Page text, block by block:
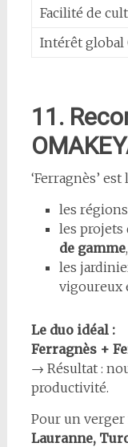
Facilité de
Intérêt global
11.
‘Ferragnès’
les
les projets
de gamme,
les
vigoureux
Le duo idéal :
Ferragnès +
→ Résultat :
productivité.
Pour un verger
Lauranne,